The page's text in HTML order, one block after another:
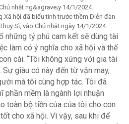
Xã hội đã biểu tình trước thềm Diễn đàn
Sĩ, vào Chủ nhật ngày 14/1/2024.
những tỷ phú cam kết sẽ dùng tài
làm có ý nghĩa cho xã hội và thế
cái. “Tôi không xứng với gia tài
Sự giàu có này đến từ vận may,
mà tôi cùng hợp tác. Tôi đã
phần mềm là ngành lợi nhuận
toàn bộ tiền của của tôi cho con
cho xã hội. Vì vậy, sau khi để